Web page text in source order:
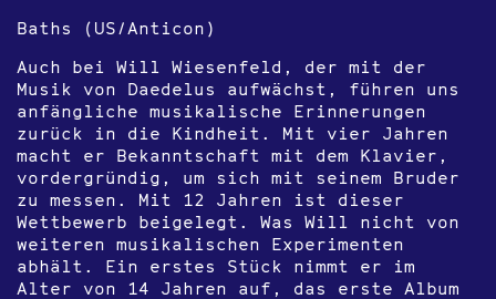
Baths (US/Anticon)
Auch bei Will Wiesenfeld, der mit der
Musik von Daedelus aufwächst, führen uns
anfängliche musikalische Erinnerungen
zurück in die Kindheit. Mit vier Jahren
macht er Bekanntschaft mit dem Klavier,
vordergründig, um sich mit seinem Bruder
zu messen. Mit 12 Jahren ist dieser
Wettbewerb beigelegt. Was Will nicht von
weiteren musikalischen Experimenten
abhält. Ein erstes Stück nimmt er im
Alter von 14 Jahren auf, das erste Album